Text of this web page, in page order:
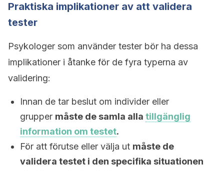
Praktiska implikationer av att validera
tester
Psykologer som använder tester bör ha dessa
implikationer i åtanke för de fyra typerna av
validering:
Innan de tar beslut om individer eller
grupper måste de samla alla tillgänglig
information om testet.
För att förutse eller välja ut måste de
validera testet i den specifika situationen